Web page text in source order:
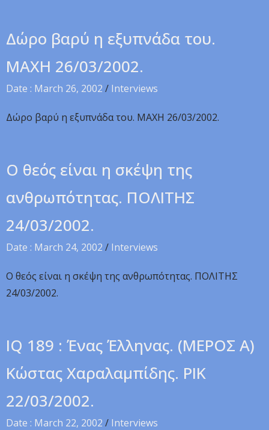
Δώρο βαρύ η εξυπνάδα του.
MAXH 26/03/2002.
Date : March 26, 2002 / Interviews
Δώρο βαρύ η εξυπνάδα του. MAXH 26/03/2002.
Ο θεός είναι η σκέψη της
ανθρωπότητας. ΠOΛITHΣ
24/03/2002.
Date : March 24, 2002 / Interviews
Ο θεός είναι η σκέψη της ανθρωπότητας. ΠOΛITHΣ
24/03/2002.
IQ 189 : Ένας Έλληνας. (MEPOΣ A)
Kώστας Χαραλαμπίδης. PIK
22/03/2002.
Date : March 22, 2002 / Interviews